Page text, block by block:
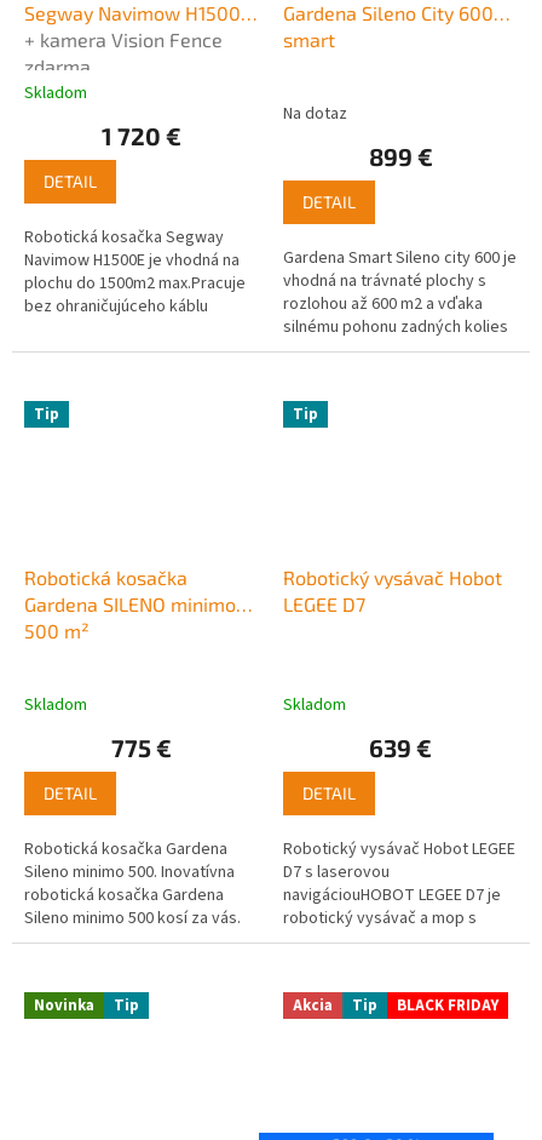
Segway Navimow H1500E
+ kamera Vision Fence
zdarma
Priemerné
je
z
5
hviezdičiek.
Skladom
1 720 €
DETAIL
Robotická kosačka Segway
Navimow H1500E je vhodná na
plochu do 1500m2 max.Pracuje
bez ohraničujúceho káblu
"miesto vedľa miesta".
Gardena Sileno City 600
smart
Na dotaz
899 €
DETAIL
Gardena Smart Sileno city 600 je
vhodná na trávnaté plochy s
rozlohou až 600 m2 a vďaka
silnému pohonu zadných kolies
je schopná vyrovnať sa s
so...
Tip
Robotická kosačka
Gardena SILENO minimo
500 m²
Skladom
775 €
DETAIL
Robotická kosačka Gardena
Sileno minimo 500. Inovatívna
robotická kosačka Gardena
Sileno minimo 500 kosí za vás.
Pokosí trávnik sama, zatiaľ čo
Tip
Robotický vysávač Hobot
LEGEE D7
Skladom
639 €
DETAIL
Robotický vysávač Hobot LEGEE
D7 s laserovou
navigáciouHOBOT LEGEE D7 je
robotický vysávač a mop s
duálnym vysávaním bez
zdvíhacím mopom
Novinka Tip Akcia Tip BLACK FRIDAY